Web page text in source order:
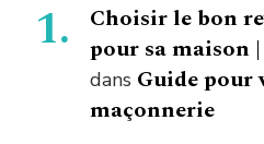
Choisir le bon
pour sa maison
dans Guide pour
maçonnerie